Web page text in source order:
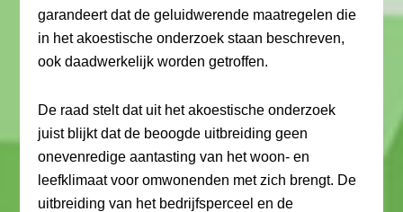
garandeert dat de geluidwerende maatregelen die
in het akoestische onderzoek staan beschreven,
ook daadwerkelijk worden getroffen.
De raad stelt dat uit het akoestische onderzoek
juist blijkt dat de beoogde uitbreiding geen
onevenredige aantasting van het woon- en
leefklimaat voor omwonenden met zich brengt. De
uitbreiding van het bedrijfsperceel en de